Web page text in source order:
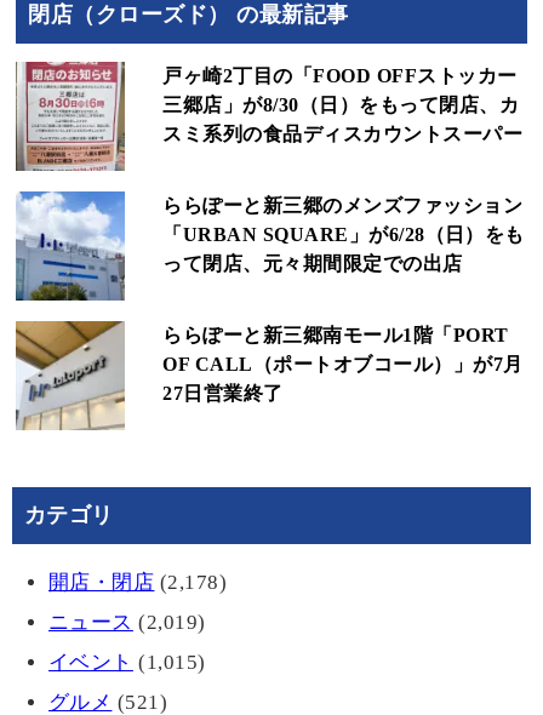
閉店（クローズド） の最新記事
戸ヶ崎2丁目の「FOOD OFFストッカー
三郷店」が8/30（日）をもって閉店、カ
スミ系列の食品ディスカウントスーパー
ららぽーと新三郷のメンズファッション
「URBAN SQUARE」が6/28（日）をも
って閉店、元々期間限定での出店
ららぽーと新三郷南モール1階「PORT
OF CALL（ポートオブコール）」が7月
27日営業終了
カテゴリ
開店・閉店 (2,178)
ニュース (2,019)
イベント (1,015)
グルメ (521)